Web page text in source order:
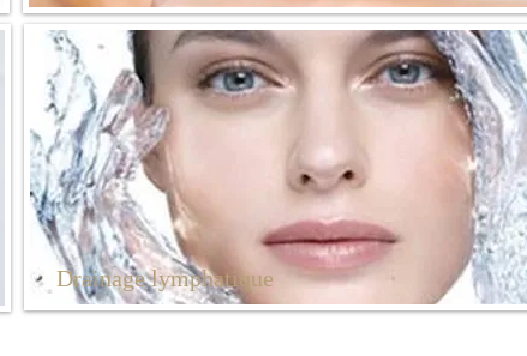
Soft - Peeling à l'acide glycolique
Drainage lymphatique